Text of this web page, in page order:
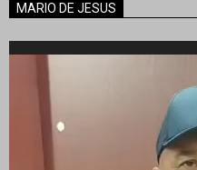
MARIO DE JESUS
Reproductor